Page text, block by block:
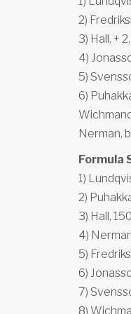
2)
3) Hall, +
4)
5)
6)
Nerman,
Formula
1)
2)
3) Hall, 150
4)
5)
6)
7)
8)